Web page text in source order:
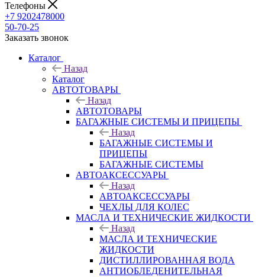
Телефоны
+7 9202478000
50-70-25
Заказать звонок
Каталог
Назад
Каталог
АВТОТОВАРЫ
Назад
АВТОТОВАРЫ
БАГАЖНЫЕ СИСТЕМЫ И ПРИЦЕПЫ
Назад
БАГАЖНЫЕ СИСТЕМЫ И
ПРИЦЕПЫ
БАГАЖНЫЕ СИСТЕМЫ
АВТОАКСЕССУАРЫ
Назад
АВТОАКСЕССУАРЫ
ЧЕХЛЫ ДЛЯ КОЛЕС
МАСЛА И ТЕХНИЧЕСКИЕ ЖИДКОСТИ
Назад
МАСЛА И ТЕХНИЧЕСКИЕ
ЖИДКОСТИ
ДИСТИЛЛИРОВАННАЯ ВОДА
АНТИОБЛЕДЕНИТЕЛЬНАЯ